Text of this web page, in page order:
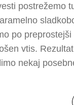
postrežemo
po
vtis.
nekaj